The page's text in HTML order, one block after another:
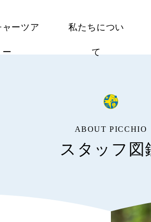
ーツア
ー
私たちについ
て
ABOUT PICCHIO
スタッフ図